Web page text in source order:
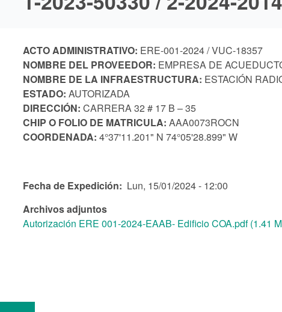
ACTO ADMINISTRATIVO: ERE-001-2024 / VUC-18357
NOMBRE DEL PROVEEDOR: EMPRESA DE
NOMBRE DE LA INFRAESTRUCTURA: ESTACIÓN
ESTADO: AUTORIZADA
DIRECCIÓN: CARRERA 32 # 17 B – 35
CHIP O FOLIO DE MATRICULA: AAA0073ROCN
COORDENADA: 4°37'11.201" N 74°05'28.899" W
Fecha de Expedición
Lun, 15/01/2024 - 12:00
Archivos adjuntos
Autorización ERE 001-2024-EAAB- Edificio COA.pdf (1.41